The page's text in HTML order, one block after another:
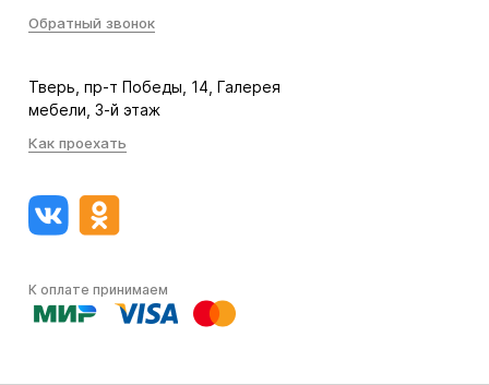
Обратный звонок
Тверь, пр-т Победы, 14, Галерея
мебели, 3-й этаж
Как проехать
К оплате принимаем